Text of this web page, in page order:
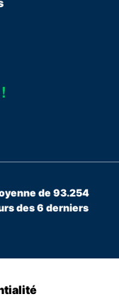
de 93.254
des 6 derniers